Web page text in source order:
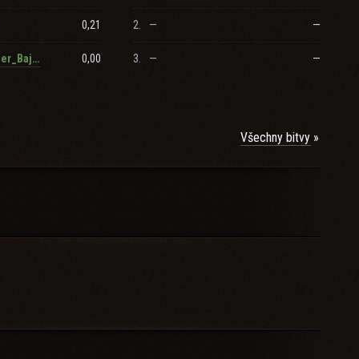
0,21
_Commander_BajkoMania_ 0,00
2. — —
3. — —
Všechny bitvy